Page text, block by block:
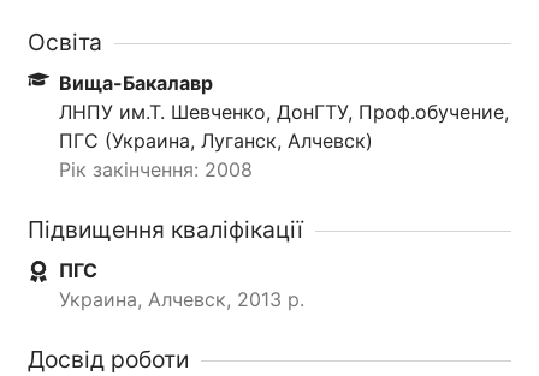
Освіта
Вища-Бакалавр
ЛНПУ им.Т. Шевченко, ДонГТУ, Проф.обучение,
ПГС (Украина, Луганск, Алчевск)
Рік закінчення: 2008
Підвищення кваліфікації
ПГС
Украина, Алчевск, 2013 р.
Досвід роботи